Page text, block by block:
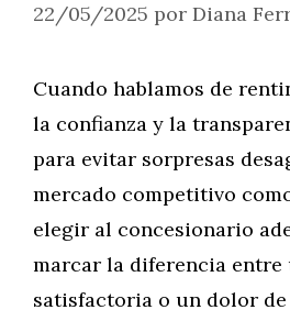
22/05/2025 por Diana
Cuando hablamos de
la confianza y la
para evitar sorpresas
mercado competitivo
elegir al concesionario
marcar la diferencia entre
satisfactoria o un dolor de